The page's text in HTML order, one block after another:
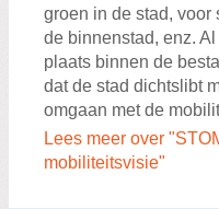
groen in de stad, voor
de binnenstad, enz.
plaats binnen de
dat de stad dichtslibt
omgaan met de
Lees meer over
mobiliteitsvisie"